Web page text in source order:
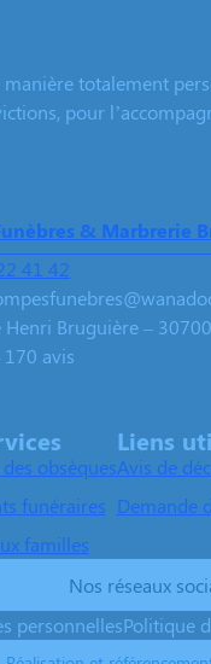
totalement
pour
& Marbrerie
41 42
Henri Bruguière –
avis
obsèques
funéraires
familles
Liens
Avis de
Demande
Nos réseaux
personnellesPolitique